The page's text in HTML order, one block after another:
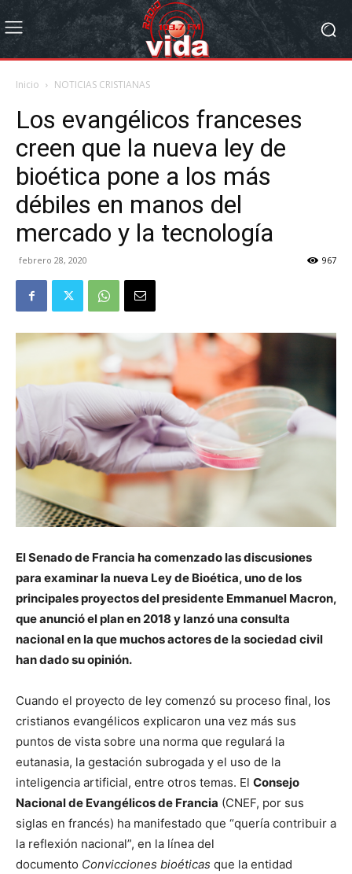
Inicio NOTICIAS CRISTIANAS
Los evangélicos franceses
creen que la nueva ley de
bioética pone a los más
débiles en manos del
mercado y la tecnología
febrero 28, 2020 967
El Senado de Francia ha comenzado las discusiones
para examinar la nueva Ley de Bioética, uno de los
principales proyectos del presidente Emmanuel Macron,
que anunció el plan en 2018 y lanzó una consulta
nacional en la que muchos actores de la sociedad civil
han dado su opinión.
Cuando el proyecto de ley comenzó su proceso final, los
cristianos evangélicos explicaron una vez más sus
puntos de vista sobre una norma que regulará la
eutanasia, la gestación subrogada y el uso de la
inteligencia artificial, entre otros temas. El Consejo
Nacional de Evangélicos de Francia (CNEF, por sus
siglas en francés) ha manifestado que “quería contribuir a
la reflexión nacional”, en la línea del
documento Convicciones bioéticas que la entidad